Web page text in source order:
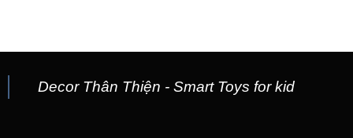
Decor Thân Thiện - Smart Toys for kid